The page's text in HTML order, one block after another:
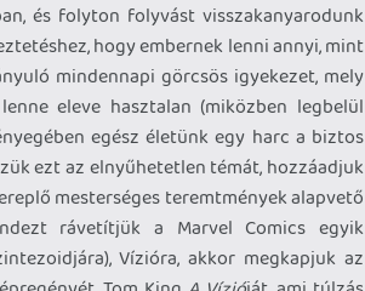
és folyton folyvást visszakanyarodunk
hogy embernek lenni annyi, mint
mindennapi görcsös igyekezet, mely
eleve hasztalan (miközben legbelül
egész életünk egy harc a biztos
ezt az elnyűhetetlen témát, hozzáadjuk
mesterséges teremtmények alapvető
rávetítjük a Marvel Comics egyik
Vízióra, akkor megkapjuk az